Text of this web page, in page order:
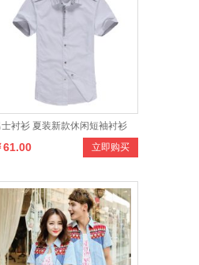
士衬衫 夏装新款休闲短袖衬衫
式韩版修身衬衫 立即购买
61.00